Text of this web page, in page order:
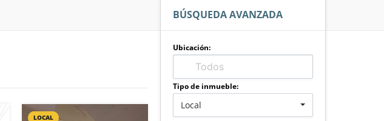
LOCAL
BÚSQUEDA AVANZADA
Ubicación:
Tipo de inmueble:
Local